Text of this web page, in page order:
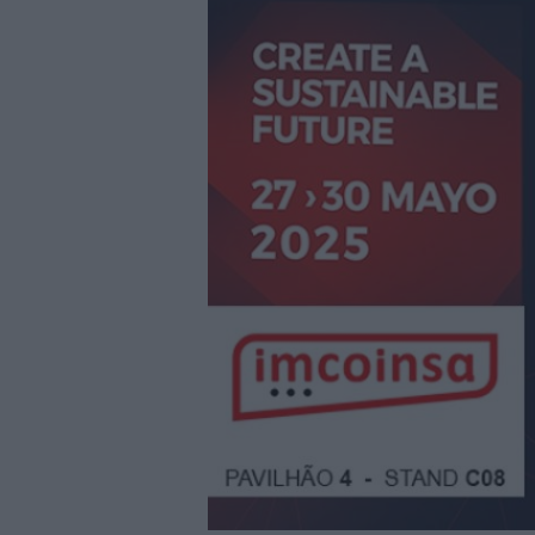
La Barca Energía
29/07/2026 | Subcontratación 2027
fabricantes
28/07/2026 Innovación y nuevas
27/07/2026 Aqualia se adjudica la
27/07/2026 | El MMH 2026 reunirá a
24/07/2026 | Cómo digitalizar el
24/07/2026 Yaskawa presenta el
23/07/2026 ELGi Compressors
23/07/2026 | Cómo escalar producción
Emerson lanza nuevo